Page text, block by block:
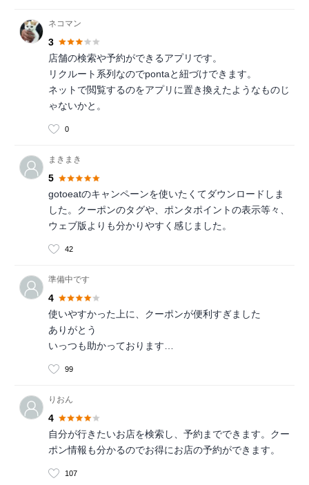
ネコマン
3
店舗の検索や予約ができるアプリです。
リクルート系列なのでpontaと紐づけできます。
ネットで閲覧するのをアプリに置き換えたようなものじ
ゃないかと。
0
まきまき
5
gotoeatのキャンペーンを使いたくてダウンロードしま
した。クーポンのタグや、ポンタポイントの表示等々、
ウェブ版よりも分かりやすく感じました。
42
準備中です
4
使いやすかった上に、クーポンが便利すぎました
ありがとう
いっつも助かっております…
99
りおん
4
自分が行きたいお店を検索し、予約までできます。クー
ポン情報も分かるのでお得にお店の予約ができます。
107